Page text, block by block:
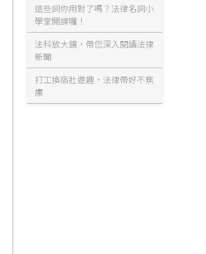
這些詞你用對了嗎？法律名詞小
學堂開課囉！
法科放大鏡，帶您深入閱讀法律
新聞
打工換宿壯遊趣，法律帶好不焦
慮